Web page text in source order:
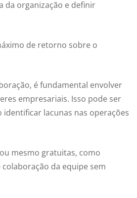
da organização e definir
de retorno sobre o
é fundamental envolver
empresariais. Isso pode ser
lacunas nas operações
mesmo gratuitas, como
da equipe sem